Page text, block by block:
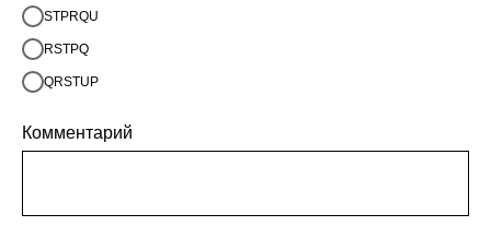
STPRQU
RSTPQ
QRSTUP
Комментарий